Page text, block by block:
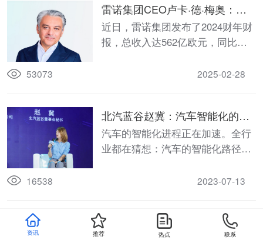
雷诺集团CEO卢卡·德·梅奥：为
电动化投资是值得的
近日，雷诺集团发布了2024财年财
报，总收入达562亿欧元，同比增
能力和现金流再创纪录。
53073 2025-02-28
北汽蓝谷赵冀：汽车智能化的前
提是安全
汽车的智能化进程正在加速。全行
业都在猜想：汽车的智能化路径是
16538 2023-07-13
丰田CEO：不会一举将重心转移
到电动车
4月1日，丰田汽车正式开启新体
资讯 推荐 热点 联系